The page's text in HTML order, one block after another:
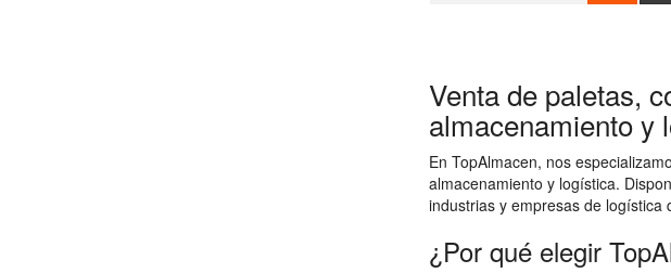
Venta de paletas,
almacenamiento y
En TopAlmacen, nos
almacenamiento y logística.
industrias y empresas de logística
¿Por qué elegir